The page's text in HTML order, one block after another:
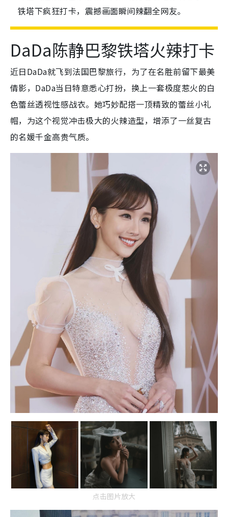
铁塔下疯狂打卡，震撼画面瞬间辣翻全网友。
DaDa陈静巴黎铁塔火辣打卡
近日DaDa就飞到法国巴黎旅行，为了在名胜前留下最美
倩影，DaDa当日特意悉心打扮，换上一套极度惹火的白
色蕾丝透视性感战衣。她巧妙配搭一顶精致的蕾丝小礼
帽，为这个视觉冲击极大的火辣造型，增添了一丝复古
的名媛千金高贵气质。
点击图片放大